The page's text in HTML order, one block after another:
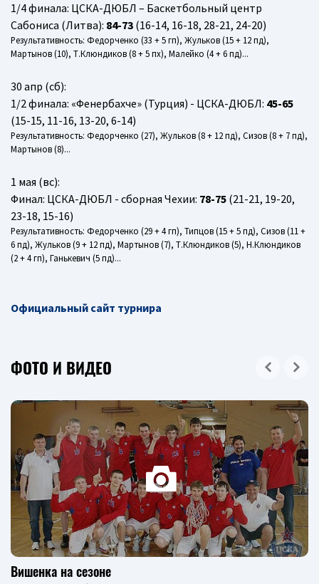
1/4 финала: ЦСКА-ДЮБЛ – Баскетбольный центр
Сабониса (Литва): 84-73 (16-14, 16-18, 28-21, 24-20)
Результативность: Федорченко (33 + 5 гп), Жульков (15 + 12 пд),
Мартынов (10), Т.Клюндиков (8 + 5 пх), Малейко (4 + 6 пд)...
30 апр (сб):
1/2 финала: «Фенербахче» (Турция) - ЦСКА-ДЮБЛ: 45-65
(15-15, 11-16, 13-20, 6-14)
Результативность: Федорченко (27), Жульков (8 + 12 пд), Сизов (8 + 7 пд),
Мартынов (8)...
1 мая (вс):
Финал: ЦСКА-ДЮБЛ - сборная Чехии: 78-75 (21-21, 19-20,
23-18, 15-16)
Результативность: Федорченко (29 + 4 гп), Типцов (15 + 5 пд), Сизов (11 +
6 пд), Жульков (9 + 12 пд), Мартынов (7), Т.Клюндиков (5), Н.Клюндиков
(2 + 4 гп), Ганькевич (5 пд)...
Официальный сайт турнира
ФОТО И ВИДЕО
Вишенка на сезоне